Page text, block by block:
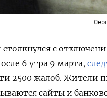
с
6 утра 9 марта,
2500 жалоб. Жители
сайты и